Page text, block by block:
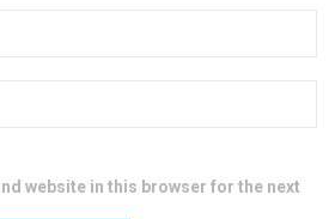
website in this browser for the next